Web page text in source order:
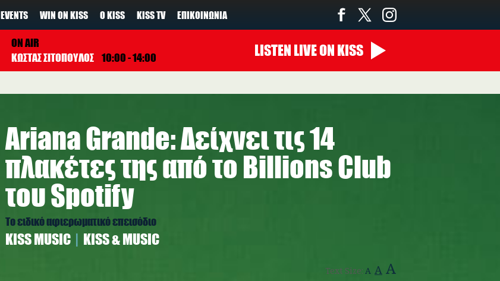
EVENTS WIN ON KISS Ο KISS KISS TV ΕΠΙΚΟΙΝΩΝΊΑ
ON AIR
ΚΩΣΤΑΣ ΣΙΤΟΠΟΥΛΟΣ 10:00 - 14:00 LISTEN LIVEON KISS
Ariana Grande: Δείχνει τις 14
πλακέτες της από το Billions Club
του Spotify
Το ειδικό αφιερωματικό επεισόδιο
ΚISS MUSIC KISS & MUSIC
Text Size: A A A